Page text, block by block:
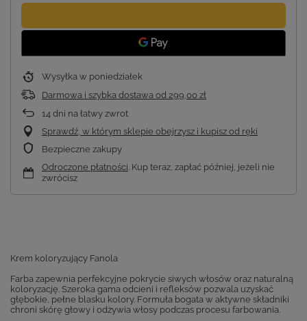
Wysyłka w poniedziałek
Darmowa i szybka dostawa od 299,00 zł
14 dni na łatwy zwrot
Sprawdź, w którym sklepie obejrzysz i kupisz od ręki
Bezpieczne zakupy
Odroczone płatności. Kup teraz, zapłać później, jeżeli nie
zwrócisz
Krem koloryzujący Fanola
Farba zapewnia perfekcyjne pokrycie siwych włosów oraz naturalną
koloryzację. Szeroka gama odcieni i refleksów pozwala uzyskać
głębokie, pełne blasku kolory. Formuła bogata w aktywne składniki
chroni skórę głowy i odżywia włosy podczas procesu farbowania.